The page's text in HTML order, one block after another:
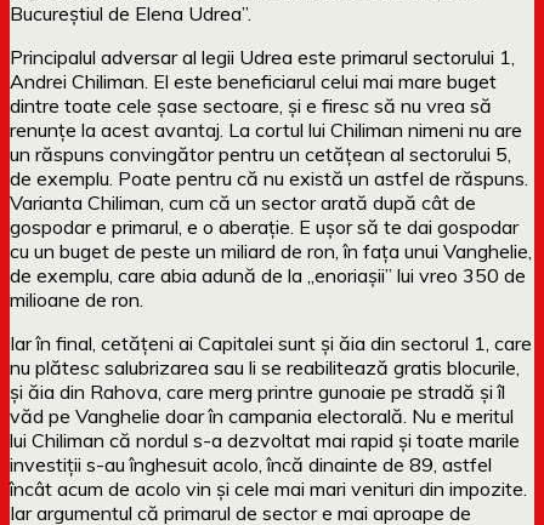
Bucureștiul de Elena Udrea”.
Principalul adversar al legii Udrea este primarul sectorului 1,
Andrei Chiliman. El este beneficiarul celui mai mare buget
dintre toate cele șase sectoare, și e firesc să nu vrea să
renunțe la acest avantaj. La cortul lui Chiliman nimeni nu are
un răspuns convingător pentru un cetățean al sectorului 5,
de exemplu. Poate pentru că nu există un astfel de răspuns.
Varianta Chiliman, cum că un sector arată după cât de
gospodar e primarul, e o aberație. E ușor să te dai gospodar
cu un buget de peste un miliard de ron, în fața unui Vanghelie,
de exemplu, care abia adună de la „enoriașii” lui vreo 350 de
milioane de ron.
Iar în final, cetățeni ai Capitalei sunt și ăia din sectorul 1, care
nu plătesc salubrizarea sau li se reabilitează gratis blocurile,
și ăia din Rahova, care merg printre gunoaie pe stradă și îl
văd pe Vanghelie doar în campania electorală. Nu e meritul
lui Chiliman că nordul s-a dezvoltat mai rapid și toate marile
investiții s-au înghesuit acolo, încă dinainte de 89, astfel
încât acum de acolo vin și cele mai mari venituri din impozite.
Iar argumentul că primarul de sector e mai aproape de